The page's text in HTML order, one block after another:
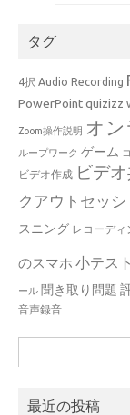
タグ
4択 Audio Recording
PowerPointquizizz
Zoom操作説明 オン
ループワーク ゲーム
ビデオ作成 ビデ
クアウトセッシ
スニング レコーディ
のスマホ 小テスト
ール 聞き取り問題
音声録音
索:
最近の投稿